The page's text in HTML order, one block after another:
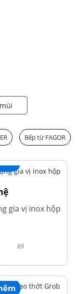
Bếp từ FAGOR
gia vị inox hộp
89